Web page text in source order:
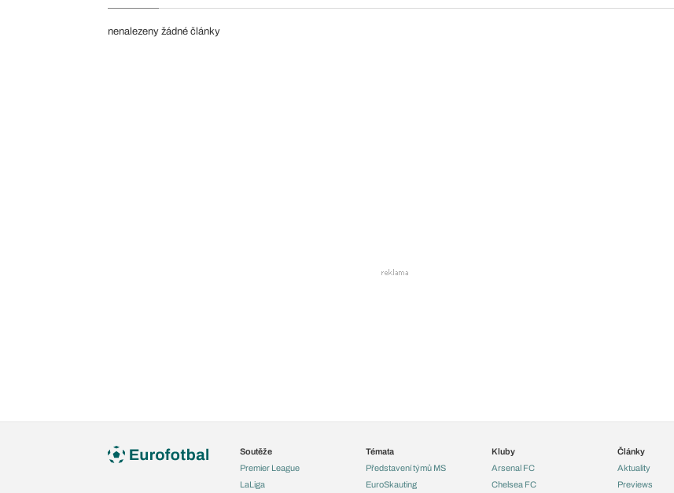
nenalezeny žádné články
Soutěže
Premier League
LaLiga
Témata
Představení týmů MS
EuroSkauting
Kluby
Arsenal FC
Chelsea FC
Články
Aktuality
Previews